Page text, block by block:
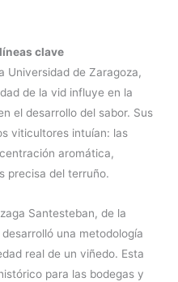
clave
Universidad de Zaragoza,
de la vid influye en la
el desarrollo del sabor. Sus
viticultores intuían: las
aromática,
precisa del terruño.
Santesteban, de la
una metodología
real de un viñedo. Esta
para las bodegas y